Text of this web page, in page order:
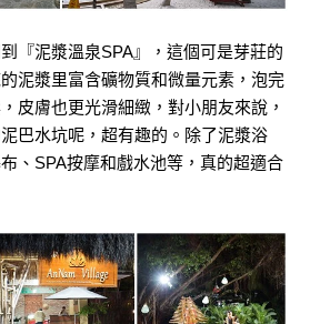
『泥漿溫泉SPA』，這個可是芽莊的
泥漿里富含礦物質和微量元素，泡完
皮膚也更光滑細緻，對小朋友來說，
巴水坑呢，超有趣的。除了泥漿浴
、SPA按摩和戲水池等，真的超適合